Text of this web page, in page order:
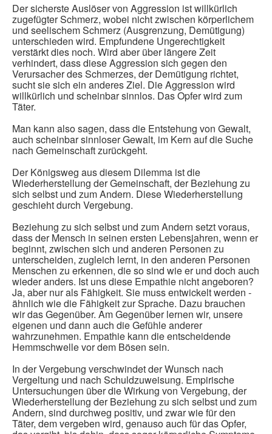
Der sicherste Auslöser von Aggression ist willkürlich
zugefügter Schmerz, wobei nicht zwischen körperlichem
und seelischem Schmerz (Ausgrenzung, Demütigung)
unterschieden wird. Empfundene Ungerechtigkeit
verstärkt dies noch. Wird aber über längere Zeit
verhindert, dass diese Aggression sich gegen den
Verursacher des Schmerzes, der Demütigung richtet,
sucht sie sich ein anderes Ziel. Die Aggression wird
willkürlich und scheinbar sinnlos. Das Opfer wird zum
Täter.
Man kann also sagen, dass die Entstehung von Gewalt,
auch scheinbar sinnloser Gewalt, im Kern auf die Suche
nach Gemeinschaft zurückgeht.
Der Königsweg aus diesem Dilemma ist die
Wiederherstellung der Gemeinschaft, der Beziehung zu
sich selbst und zum Andern. Diese Wiederherstellung
geschieht durch Vergebung.
Beziehung zu sich selbst und zum Andern setzt voraus,
dass der Mensch in seinen ersten Lebensjahren, wenn er
beginnt, zwischen sich und anderen Personen zu
unterscheiden, zugleich lernt, in den anderen Personen
Menschen zu erkennen, die so sind wie er und doch auch
wieder anders. Ist uns diese Empathie nicht angeboren?
Ja, aber nur als Fähigkeit. Sie muss entwickelt werden -
ähnlich wie die Fähigkeit zur Sprache. Dazu brauchen
wir das Gegenüber. Am Gegenüber lernen wir, unsere
eigenen und dann auch die Gefühle anderer
wahrzunehmen. Empathie kann die entscheidende
Hemmschwelle vor dem Bösen sein.
In der Vergebung verschwindet der Wunsch nach
Vergeltung und nach Schuldzuweisung. Empirische
Untersuchungen über die Wirkung von Vergebung, der
Wiederherstellung der Beziehung zu sich selbst und zum
Andern, sind durchweg positiv, und zwar wie für den
Täter, dem vergeben wird, genauso auch für das Opfer,